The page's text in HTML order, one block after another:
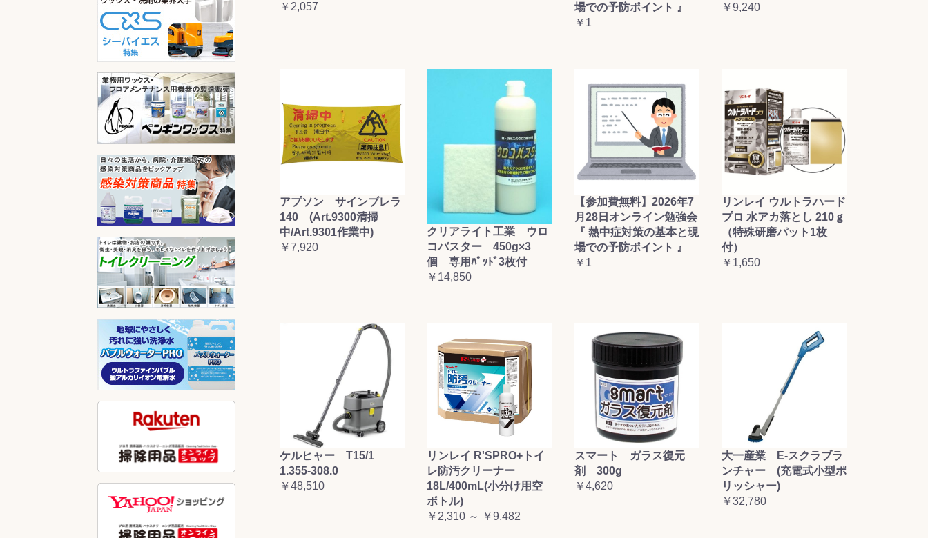
お買い物を続ける カートへ進む
￥2,057
場での予防ポイント 』
￥1
￥9,240
アプソン サインブレラ
140 (Art.9300清掃
中/Art.9301作業中)
￥7,920
クリアライト工業 ウロ
コバスター 450g×3
個 専用ﾊﾟｯﾄﾞ3枚付
￥14,850
【参加費無料】2026年7
月28日オンライン勉強会
『 熱中症対策の基本と現
場での予防ポイント 』
￥1
リンレイ ウルトラハード
プロ 水アカ落とし 210ｇ
（特殊研磨パット1枚
付）
￥1,650
ケルヒャー T15/1
1.355-308.0
￥48,510
リンレイ R'SPRO+トイ
レ防汚クリーナー
18L/400mL(小分け用空
ボトル)
￥2,310 ～ ￥9,482
スマート ガラス復元
剤 300g
￥4,620
大一産業 E-スクラブラ
ンチャー (充電式小型ポ
リッシャー)
￥32,780